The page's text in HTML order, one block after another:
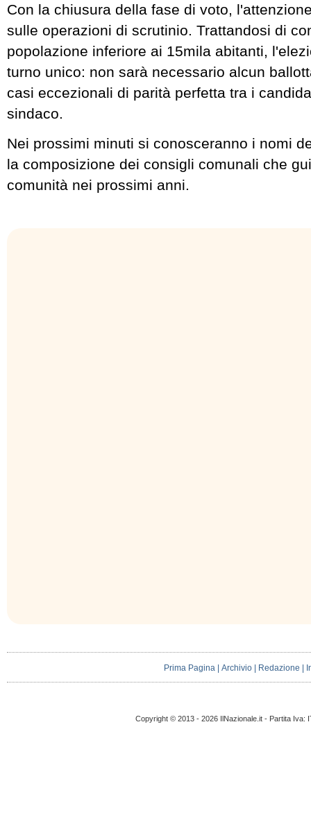
Con la chiusura della fase di voto,
sulle operazioni di scrutinio. Trattandosi di
popolazione inferiore ai 15mila abitanti,
turno unico: non sarà necessario alcun
casi eccezionali di parità perfetta tra i
sindaco.
Nei prossimi minuti si conosceranno i nomi
la composizione dei consigli comunali che
comunità nei prossimi anni.
Prima Pagina |Archivio Redazione
Copyright © 2013 - 2026 IlNazionale.it - Partita Iva: